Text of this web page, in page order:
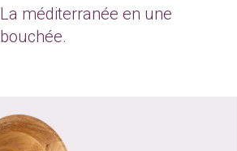
La méditerranée en une
bouchée.